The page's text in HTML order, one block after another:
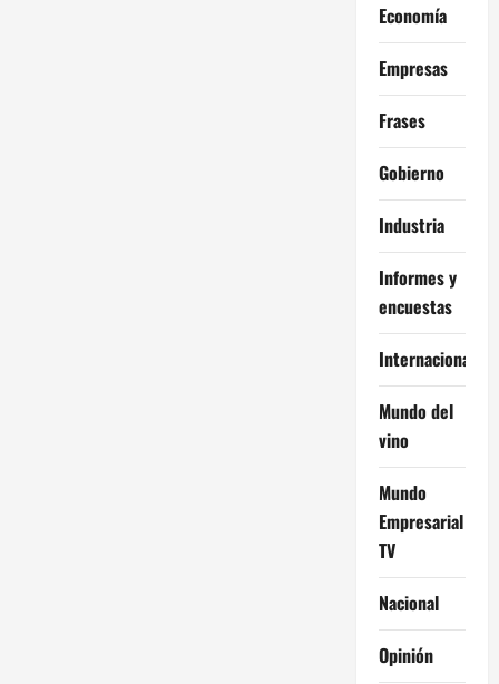
Economía
Empresas
Frases
Gobierno
Industria
Informes y
encuestas
Internacional
Mundo del
vino
Mundo
Empresarial
TV
Nacional
Opinión